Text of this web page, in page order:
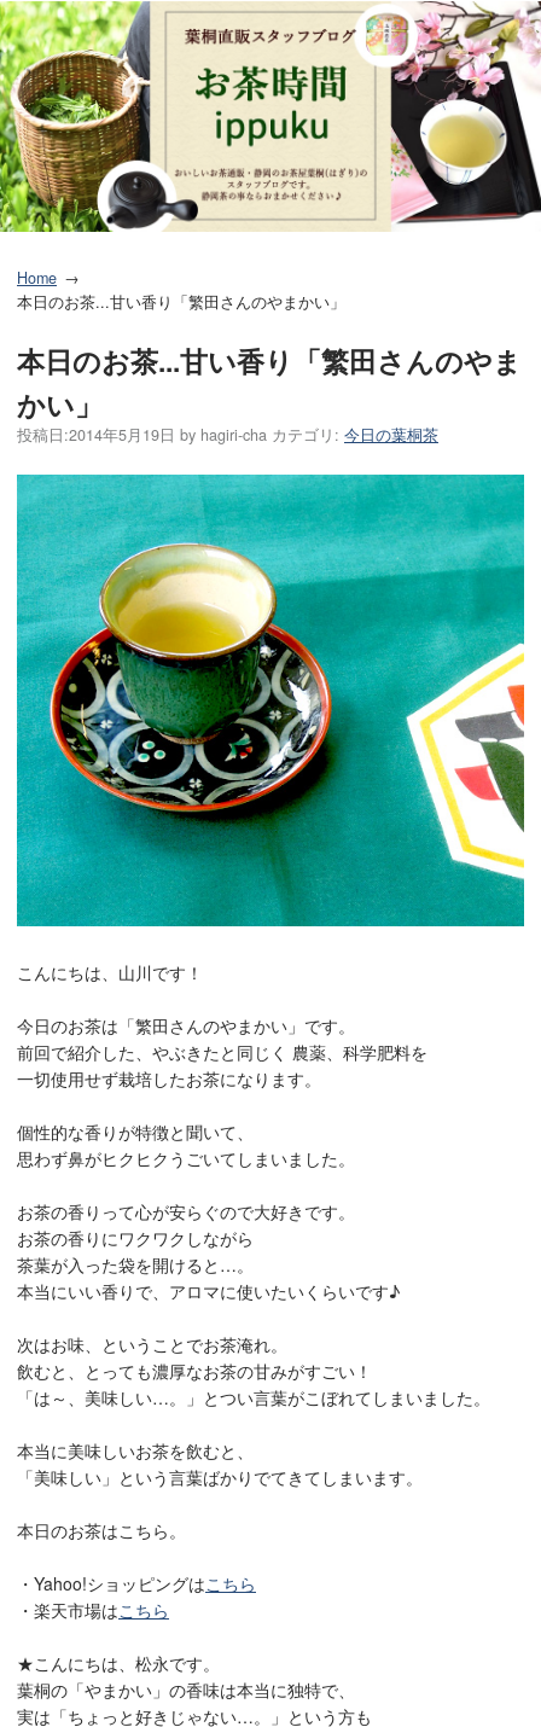
Home
本日のお茶...甘い香り「繁田さんのやまかい」
本日のお茶...甘い香り「繁田さんのやま
かい」
投稿日:2014年5月19日 by hagiri-cha カテゴリ: 今日の葉桐茶
こんにちは、山川です！
今日のお茶は「繁田さんのやまかい」です。
前回で紹介した、やぶきたと同じく 農薬、科学肥料を
一切使用せず栽培したお茶になります。
個性的な香りが特徴と聞いて、
思わず鼻がヒクヒクうごいてしまいました。
お茶の香りって心が安らぐので大好きです。
お茶の香りにワクワクしながら
茶葉が入った袋を開けると…。
本当にいい香りで、アロマに使いたいくらいです♪
次はお味、ということでお茶淹れ。
飲むと、とっても濃厚なお茶の甘みがすごい！
「は～、美味しい…。」とつい言葉がこぼれてしまいました。
本当に美味しいお茶を飲むと、
「美味しい」という言葉ばかりでてきてしまいます。
本日のお茶はこちら。
・Yahoo!ショッピングはこちら
・楽天市場はこちら
★こんにちは、松永です。
葉桐の「やまかい」の香味は本当に独特で、
実は「ちょっと好きじゃない…。」という方も